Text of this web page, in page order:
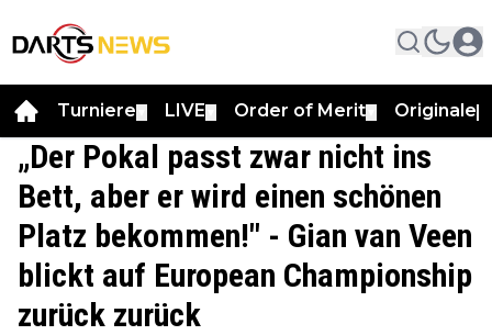
Turniere LIVE Order of Merit Originale
„Der Pokal passt zwar nicht ins
Bett, aber er wird einen schönen
Platz bekommen!" - Gian van Veen
blickt auf European Championship
zurück zurück